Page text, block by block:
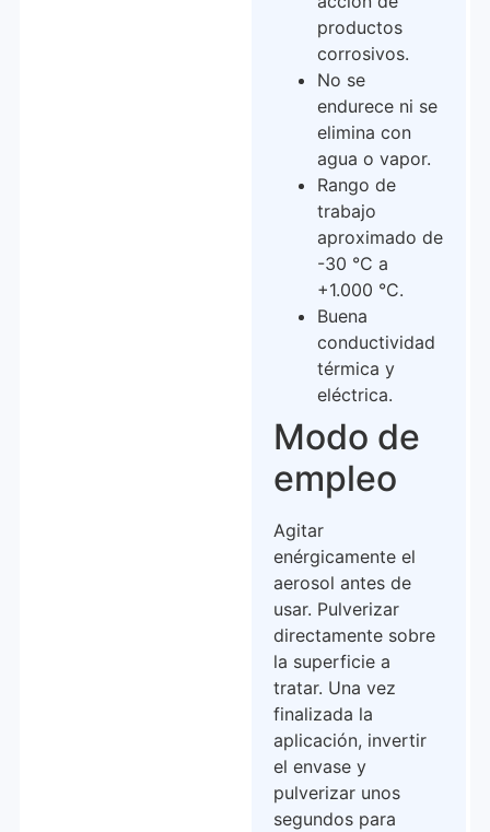
productos
corrosivos.
No se
endurece ni se
elimina con
agua o vapor.
Rango de
trabajo
aproximado de
-30 °C a
+1.000 °C.
Buena
conductividad
térmica y
eléctrica.
Modo de
empleo
Agitar
enérgicamente el
aerosol antes de
usar. Pulverizar
directamente sobre
la superficie a
tratar. Una vez
finalizada la
aplicación, invertir
el envase y
pulverizar unos
segundos para